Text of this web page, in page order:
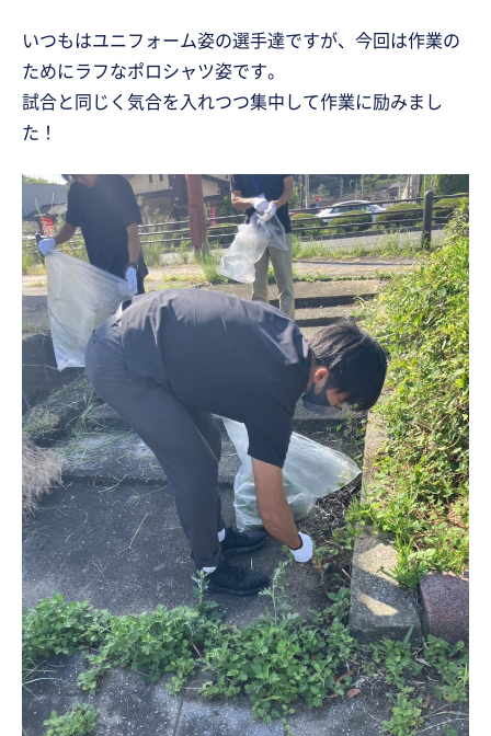
いつもはユニフォーム姿の選手達ですが、今回は作業の
ためにラフなポロシャツ姿です。
試合と同じく気合を入れつつ集中して作業に励みまし
た！